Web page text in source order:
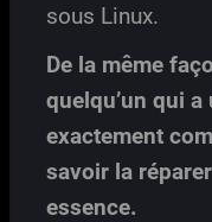
sous Linux.
De la même
quelqu’un qui
exactement
savoir la
essence.